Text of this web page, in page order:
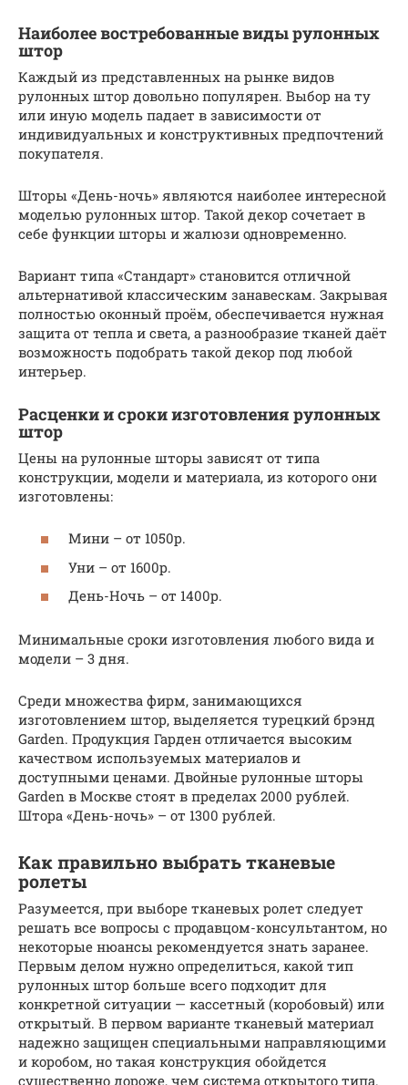
Наиболее востребованные виды рулонных
штор
Каждый из представленных на рынке видов
рулонных штор довольно популярен. Выбор на ту
или иную модель падает в зависимости от
индивидуальных и конструктивных предпочтений
покупателя.
Шторы «День-ночь» являются наиболее интересной
моделью рулонных штор. Такой декор сочетает в
себе функции шторы и жалюзи одновременно.
Вариант типа «Стандарт» становится отличной
альтернативой классическим занавескам. Закрывая
полностью оконный проём, обеспечивается нужная
защита от тепла и света, а разнообразие тканей даёт
возможность подобрать такой декор под любой
интерьер.
Расценки и сроки изготовления рулонных
штор
Цены на рулонные шторы зависят от типа
конструкции, модели и материала, из которого они
изготовлены:
Мини – от 1050р.
Уни – от 1600р.
День-Ночь – от 1400р.
Минимальные сроки изготовления любого вида и
модели – 3 дня.
Среди множества фирм, занимающихся
изготовлением штор, выделяется турецкий брэнд
Garden. Продукция Гарден отличается высоким
качеством используемых материалов и
доступными ценами. Двойные рулонные шторы
Garden в Москве стоят в пределах 2000 рублей.
Штора «День-ночь» – от 1300 рублей.
Как правильно выбрать тканевые
ролеты
Разумеется, при выборе тканевых ролет следует
решать все вопросы с продавцом-консультантом, но
некоторые нюансы рекомендуется знать заранее.
Первым делом нужно определиться, какой тип
рулонных штор больше всего подходит для
конкретной ситуации — кассетный (коробовый) или
открытый. В первом варианте тканевый материал
надежно защищен специальными направляющими
и коробом, но такая конструкция обойдется
существенно дороже, чем система открытого типа.